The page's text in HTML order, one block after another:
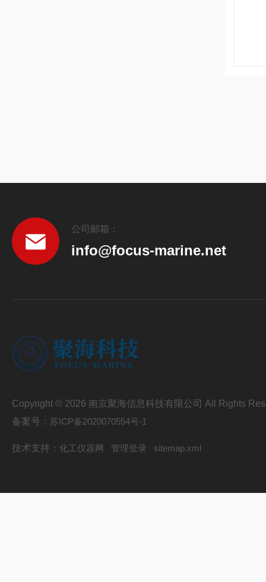
公司邮箱：
info@focus-marine.net
Copyright © 2026 南京聚海信息科技有限公司 All Rights
备案号： 苏ICP备2020070554号-1
技术支持： 化工仪器网 管理登录 sitemap.xml